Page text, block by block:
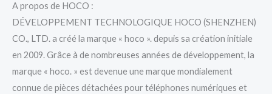
A propos de HOCO :
DÉVELOPPEMENT TECHNOLOGIQUE HOCO (SHENZHEN)
CO., LTD. a créé la marque « hoco ». depuis sa création initiale
en 2009. Grâce à de nombreuses années de développement, la
marque « hoco. » est devenue une marque mondialement
connue de pièces détachées pour téléphones numériques et